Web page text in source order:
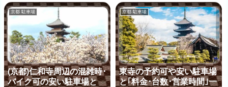
のパワースポットして有名な神
社で、境内に並んだ玉垣には奉
納した芸能人の名前が書かれて
います！京都の観光に来た時に
は、ぜひとも寄ってみたいこの
「車折神社」車折神社に行くま
でのアクセスや、周辺の駐車場
はどのようになっているのでし
ょうか？じつは、それほど有名
の！？混雑時でも利用できて近
いのはどこ？10円玉に描かれ
ていることでも有名な世界遺産
「平等院」は、京都府宇治市に
開かれた寺院で「JR宇治駅」
徒歩10分という立地にありま
す。観光地を巡る際にはバスや
車の利用が便利ですが、混雑が
予想される平等院では「周辺に
京都 駐車場
(京都)仁和寺周辺の混雑時･
バイク可の安い駐車場と
京都 駐車場
東寺の予約可や安い駐車場
と｢料金･台数･営業時間｣一